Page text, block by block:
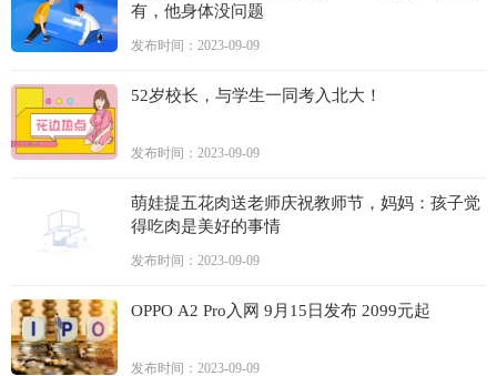
有，他身体没问题
发布时间：2023-09-09
52岁校长，与学生一同考入北大！
发布时间：2023-09-09
萌娃提五花肉送老师庆祝教师节，妈妈：孩子觉
得吃肉是美好的事情
发布时间：2023-09-09
OPPO A2 Pro入网 9月15日发布 2099元起
发布时间：2023-09-09